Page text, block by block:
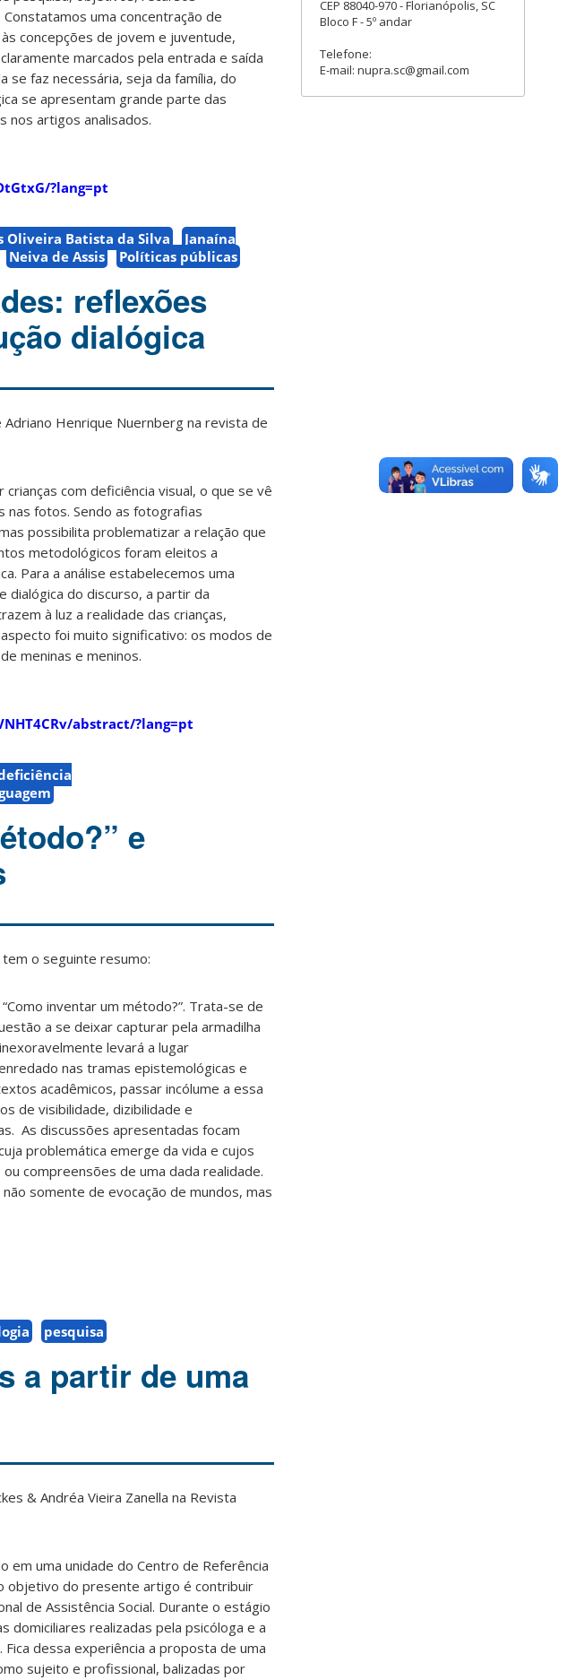
uma concentração de
concepções de jovem e juventude,
marcados pela entrada e saída
faz necessária, seja da família, do
se apresentam grande parte das
nos artigos analisados.
?lang=pt
Oliveira Batista da Silva
Janaína
Neiva de Assis Políticas públicas
reflexões
dialógica
Adriano Henrique Nuernberg na revista de
com deficiência visual, o que se vê
nas fotos. Sendo as fotografias
possibilita problematizar a relação que
metodológicos foram eleitos a
Para a análise estabelecemos uma
dialógica do discurso, a partir da
à luz a realidade das crianças,
foi muito significativo: os modos de
meninas e meninos.
abstract/?lang=pt
e
o seguinte resumo:
inventar um método?”. Trata-se de
a se deixar capturar pela armadilha
levará a lugar
nas tramas epistemológicas e
acadêmicos, passar incólume a essa
de visibilidade, dizibilidade e
As discussões apresentadas focam
problemática emerge da vida e cujos
compreensões de uma dada realidade.
somente de evocação de mundos, mas
pesquisa
a partir de uma
& Andréa Vieira Zanella na Revista
em uma unidade do Centro de Referência
o objetivo do presente artigo é contribuir
de Assistência Social. Durante o estágio
domiciliares realizadas pela psicóloga e a
dessa experiência a proposta de uma
sujeito e profissional, balizadas por
CEP 88040-970 - Florianópolis, SC
Bloco F - 5º andar
Telefone:
E-mail: nupra.sc@gmail.com